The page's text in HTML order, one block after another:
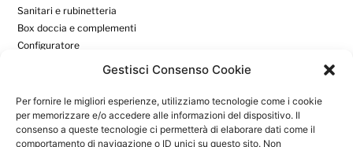
Gestisci Consenso Cookie
Per fornire le migliori esperienze, utilizziamo tecnologie come i cookie
per memorizzare e/o accedere alle informazioni del dispositivo. Il
consenso a queste tecnologie ci permetterà di elaborare dati come il
comportamento di navigazione o ID unici su questo sito. Non
Sanitari e rubinetteria
Box doccia e complementi
Configuratore
Download
Area Riservata